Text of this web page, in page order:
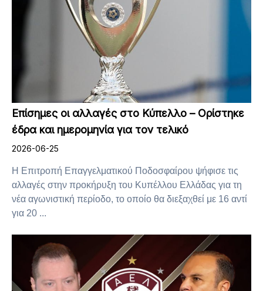
Επίσημες οι αλλαγές στο Κύπελλο – Ορίστηκε
έδρα και ημερομηνία για τον τελικό
2026-06-25
Η Επιτροπή Επαγγελματικού Ποδοσφαίρου ψήφισε τις
αλλαγές στην προκήρυξη του Κυπέλλου Ελλάδας για τη
νέα αγωνιστική περίοδο, το οποίο θα διεξαχθεί με 16 αντί
για 20 ...